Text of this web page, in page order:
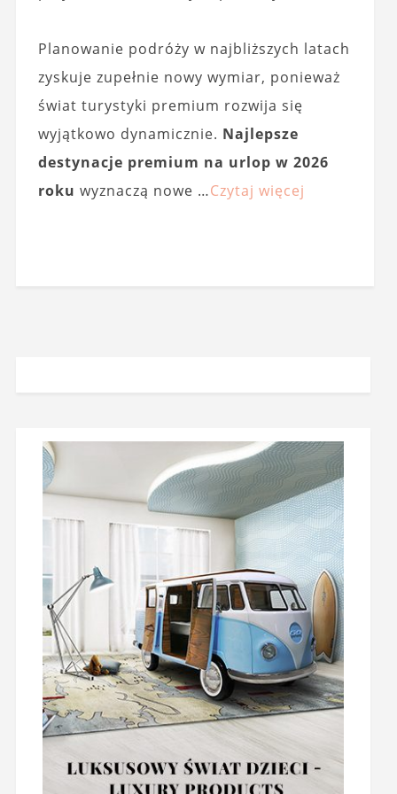
Planowanie podróży w najbliższych latach
zyskuje zupełnie nowy wymiar, ponieważ
świat turystyki premium rozwija się
wyjątkowo dynamicznie. Najlepsze
destynacje premium na urlop w 2026
roku wyznaczą nowe …Czytaj więcej